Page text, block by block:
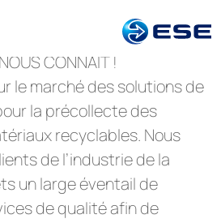
CONNAÎT !
le marché des solutions de
la précollecte des
recyclables. Nous
de l’industrie de la
un large éventail de
de qualité afin de